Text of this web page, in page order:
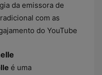
da emissora de
com as
do YouTube
é uma